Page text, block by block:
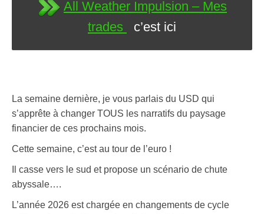
All Weather Impulsion – Mes
trades
c’est ici
La semaine dernière, je vous parlais du USD qui
s’apprête à changer TOUS les narratifs du paysage
financier de ces prochains mois.
Cette semaine, c’est au tour de l’euro !
Il casse vers le sud et propose un scénario de chute
abyssale….
L’année 2026 est chargée en changements de cycle